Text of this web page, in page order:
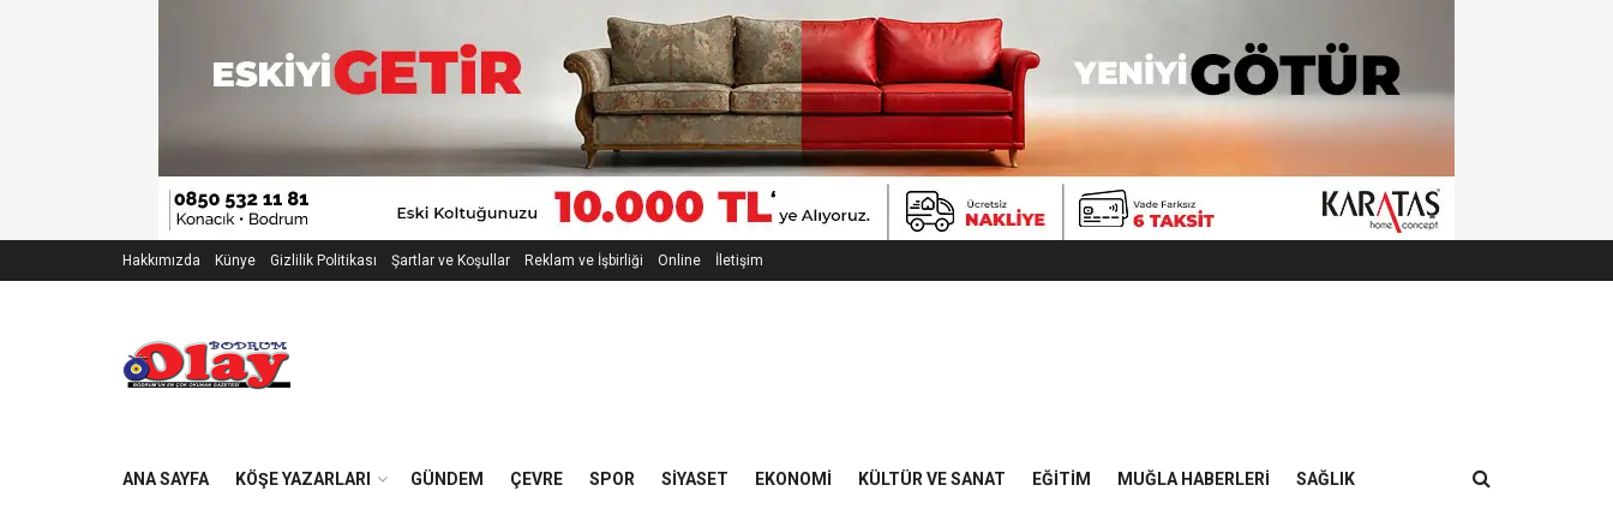
Hakkımızda Künye Gizlilik Politikası Şartlar ve Koşullar Reklam ve İşbirliği Online İletişim
ANA SAYFA KÖŞE YAZARLARI GÜNDEM ÇEVRE SPOR SIYASET EKONOMI KÜLTÜR VE SANAT EĞITIM MUĞLA HABERLERI SAĞLIK